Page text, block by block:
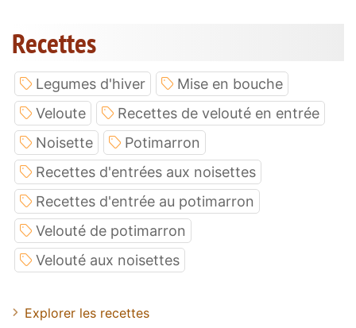
Recettes
Legumes d'hiver
Mise en bouche
Veloute
Recettes de velouté en entrée
Noisette
Potimarron
Recettes d'entrées aux noisettes
Recettes d'entrée au potimarron
Velouté de potimarron
Velouté aux noisettes
Explorer les recettes